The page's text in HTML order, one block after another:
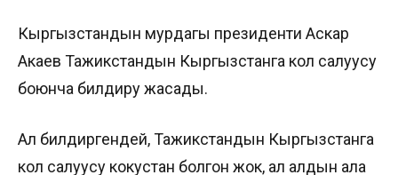
Кыргызстандын мурдагы президенти Аскар
Акаев Тажикстандын Кыргызстанга кол салуусу
боюнча билдирүу жасады.
Ал билдиргендей, Тажикстандын Кыргызстанга
кол салуусу кокустан болгон жок, ал алдын ала